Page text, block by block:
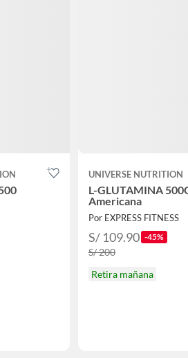
UNIVERSE NUTRITION
L-GLUTAMINA
Americana
Por EXPRESS FITNESS
S/ 109.90 -45%
S/ 200
Retira mañana